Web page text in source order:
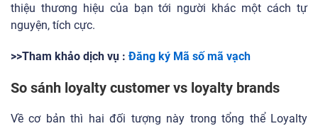
thiệu thương hiệu của bạn tới người khác một cách tự
nguyện, tích cực.
>>Tham khảo dịch vụ :Đăng ký Mã số mã vạch
So sánh loyalty customer vs loyalty brands
Về cơ bản thì hai đối tượng này trong tổng thể Loyalty